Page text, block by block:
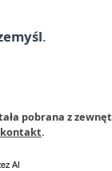
.
pobrana z
kontakt.